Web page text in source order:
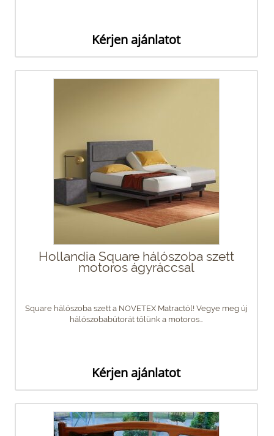
Kérjen ajánlatot
Hollandia Square hálószoba szett
motoros ágyráccsal
Square hálószoba szett a NOVETEX Matractól! Vegye meg új
hálószobabútorát tőlünk a motoros...
Kérjen ajánlatot